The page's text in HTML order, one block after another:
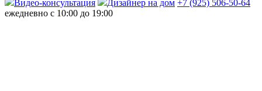
Видео-консультация
Дизайнер на дом +7 (925) 506-50-64
ежедневно с 10:00 до 19:00